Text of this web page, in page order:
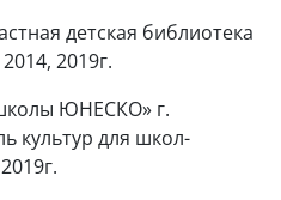
детская библиотека
2019г.
ЮНЕСКО» г.
культур для школ-